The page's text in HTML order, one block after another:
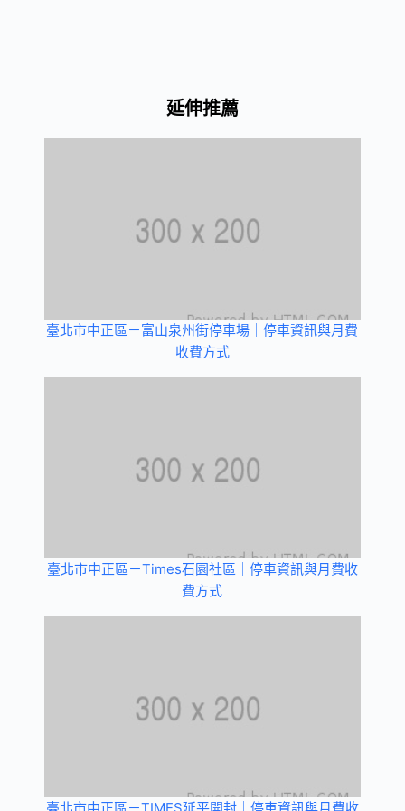
延伸推薦
臺北市中正區－富山泉州街停車場｜停車資訊與月費
收費方式
臺北市中正區－Times石園社區｜停車資訊與月費收
費方式